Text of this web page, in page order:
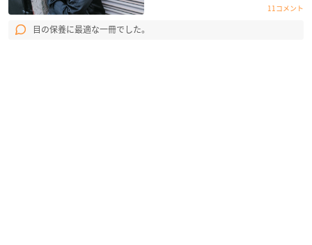
11コメント
目の保養に最適な一冊でした。